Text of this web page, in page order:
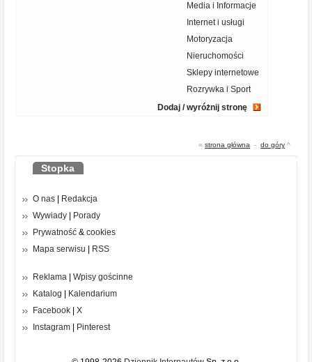
Media i Informacje
Internet i usługi
Motoryzacja
Nieruchomości
Sklepy internetowe
Rozrywka i Sport
Dodaj / wyróżnij stronę
« strona główna - do góry ^
Stopka
O nas
Redakcja
Wywiady
Porady
Prywatność & cookies
Mapa serwisu
RSS
Reklama
Wpisy gościnne
Katalog
Kalendarium
Facebook
X
Instagram
Pinterest